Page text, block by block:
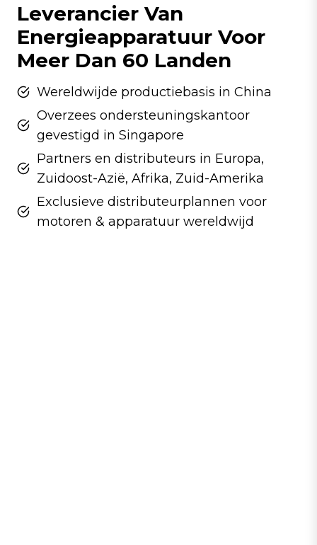
Leverancier Van
Energieapparatuur Voor
Meer Dan 60 Landen
Wereldwijde productiebasis in China
Overzees ondersteuningskantoor
gevestigd in Singapore
Partners en distributeurs in Europa,
Zuidoost-Azië, Afrika, Zuid-Amerika
Exclusieve distributeurplannen voor
motoren & apparatuur wereldwijd